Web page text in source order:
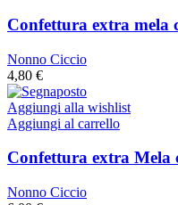
Confettura extra mela
Nonno Ciccio
4,80 €
Aggiungi alla wishlist
Aggiungi al carrello
Confettura extra Mela
Nonno Ciccio